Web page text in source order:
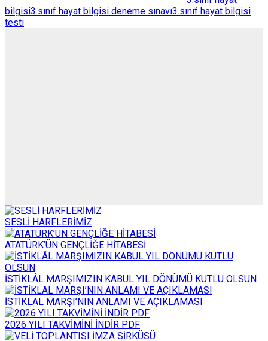
bilgisi3.sınıf hayat bilgisi deneme sınavı3.sınıf hayat bilgisi
testi
SESLİ HARFLERİMİZ
ATATÜRK’ÜN GENÇLİĞE HİTABESİ
İSTİKLÂL MARŞIMIZIN KABUL YIL DÖNÜMÜ KUTLU OLSUN
İSTİKLAL MARŞI’NIN ANLAMI VE AÇIKLAMASI
2026 YILI TAKVİMİNİ İNDİR PDF